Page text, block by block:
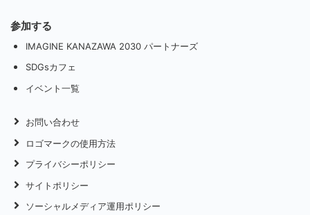
参加する
IMAGINE KANAZAWA 2030 パートナーズ
SDGsカフェ
イベント一覧
お問い合わせ
ロゴマークの使用方法
プライバシーポリシー
サイトポリシー
ソーシャルメディア運用ポリシー